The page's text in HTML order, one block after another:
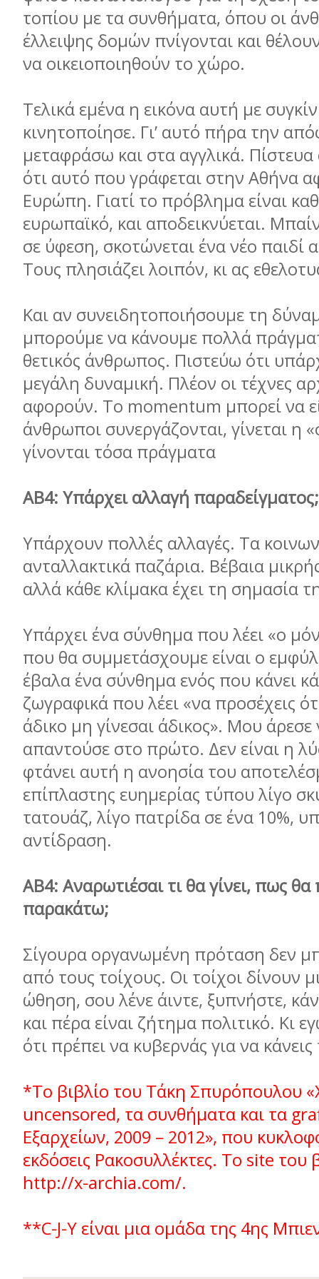
τοπίου με τα συνθήματα, όπου οι
έλλειψης δομών πνίγονται και
να οικειοποιηθούν το χώρο.
Τελικά εμένα η εικόνα αυτή με
κινητοποίησε. Γι’ αυτό πήρα την
μεταφράσω και στα αγγλικά.
ότι αυτό που γράφεται στην Αθήνα
Ευρώπη. Γιατί το πρόβλημα είναι
ευρωπαϊκό, και αποδεικνύεται.
σε ύφεση, σκοτώνεται ένα νέο παιδί
Τους πλησιάζει λοιπόν, κι ας
Και αν συνειδητοποιήσουμε τη
μπορούμε να κάνουμε πολλά
θετικός άνθρωπος. Πιστεύω ότι
μεγάλη δυναμική. Πλέον οι τέχνες
αφορούν. Το momentum μπορεί να
άνθρωποι συνεργάζονται, γίνεται η
γίνονται τόσα πράγματα
ΑΒ4: Υπάρχει αλλαγή παραδείγματος;
Υπάρχουν πολλές αλλαγές. Τα
ανταλλακτικά παζάρια. Βέβαια
αλλά κάθε κλίμακα έχει τη σημασία
Υπάρχει ένα σύνθημα που λέει «ο
που θα συμμετάσχουμε είναι ο
έβαλα ένα σύνθημα ενός που κάνει
ζωγραφικά που λέει «να προσέχεις
άδικο μη γίνεσαι άδικος». Μου άρεσε
απαντούσε στο πρώτο. Δεν είναι η
φτάνει αυτή η ανοησία του
επίπλαστης ευημερίας τύπου λίγο
τατουάζ, λίγο πατρίδα σε ένα 10%,
αντίδραση.
ΑΒ4: Αναρωτιέσαι τι θα γίνει, πως θα
παρακάτω;
Σίγουρα οργανωμένη πρόταση δεν
από τους τοίχους. Οι τοίχοι δίνουν
ώθηση, σου λένε άιντε, ξυπνήστε,
και πέρα είναι ζήτημα πολιτικό. Κι
ότι πρέπει να κυβερνάς για να κάνεις
*Το βιβλίο του Τάκη Σπυρόπουλου
uncensored, τα συνθήματα και τα
Εξαρχείων, 2009 – 2012», που
εκδόσεις Ρακοσυλλέκτες. Το site του
http://x-archia.com/.
**C-J-Y είναι μια ομάδα της 4ης